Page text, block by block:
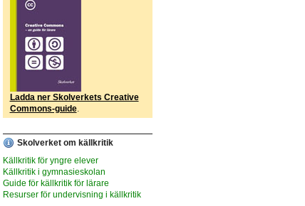
Ladda ner Skolverkets Creative
Commons-guide.
Skolverket om källkritik
Källkritik för yngre elever
Källkritik i gymnasieskolan
Guide för källkritik för lärare
Resurser för undervisning i källkritik